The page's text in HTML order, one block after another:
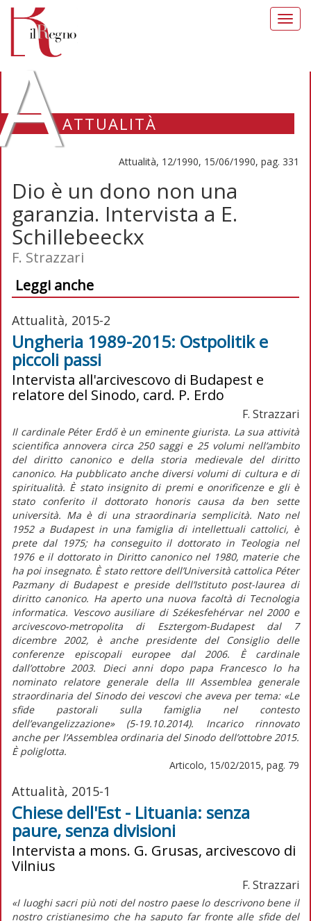
ATTUALITÀ
Attualità, 12/1990, 15/06/1990, pag. 331
Dio è un dono non una
garanzia. Intervista a E.
Schillebeeckx
F. Strazzari
Leggi anche
Attualità, 2015-2
Ungheria 1989-2015: Ostpolitik e
piccoli passi
Intervista all'arcivescovo di Budapest e
relatore del Sinodo, card. P. Erdo
F. Strazzari
Il cardinale Péter Erdő è un eminente giurista. La sua attività
scientifica annovera circa 250 saggi e 25 volumi nell’ambito
del diritto canonico e della storia medievale del diritto
canonico. Ha pubblicato anche diversi volumi di cultura e di
spiritualità. È stato insignito di premi e onorificenze e gli è
stato conferito il dottorato honoris causa da ben sette
università. Ma è di una straordinaria semplicità. Nato nel
1952 a Budapest in una famiglia di intellettuali cattolici, è
prete dal 1975; ha conseguito il dottorato in Teologia nel
1976 e il dottorato in Diritto canonico nel 1980, materie che
ha poi insegnato. È stato rettore dell’Università cattolica Péter
Pazmany di Budapest e preside dell’Istituto post-laurea di
diritto canonico. Ha aperto una nuova facoltà di Tecnologia
informatica. Vescovo ausiliare di Székesfehérvar nel 2000 e
arcivescovo-metropolita di Esztergom-Budapest dal 7
dicembre 2002, è anche presidente del Consiglio delle
conferenze episcopali europee dal 2006. È cardinale
dall’ottobre 2003. Dieci anni dopo papa Francesco lo ha
nominato relatore generale della III Assemblea generale
straordinaria del Sinodo dei vescovi che aveva per tema: «Le
sfide pastorali sulla famiglia nel contesto
dell’evangelizzazione» (5-19.10.2014). Incarico rinnovato
anche per l’Assemblea ordinaria del Sinodo dell’ottobre 2015.
È poliglotta.
Articolo, 15/02/2015, pag. 79
Attualità, 2015-1
Chiese dell'Est - Lituania: senza
paure, senza divisioni
Intervista a mons. G. Grusas, arcivescovo di
Vilnius
F. Strazzari
«I luoghi sacri più noti del nostro paese lo descrivono bene il
nostro cristianesimo che ha saputo far fronte alle sfide del